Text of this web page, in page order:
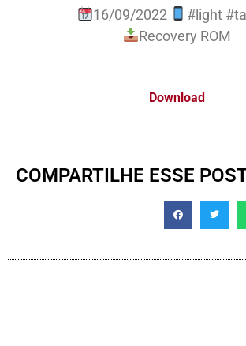
16/09/2022
#light
Recovery ROM
Download
COMPARTILHE ESSE